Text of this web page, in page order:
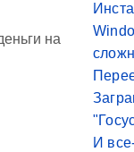
на
И